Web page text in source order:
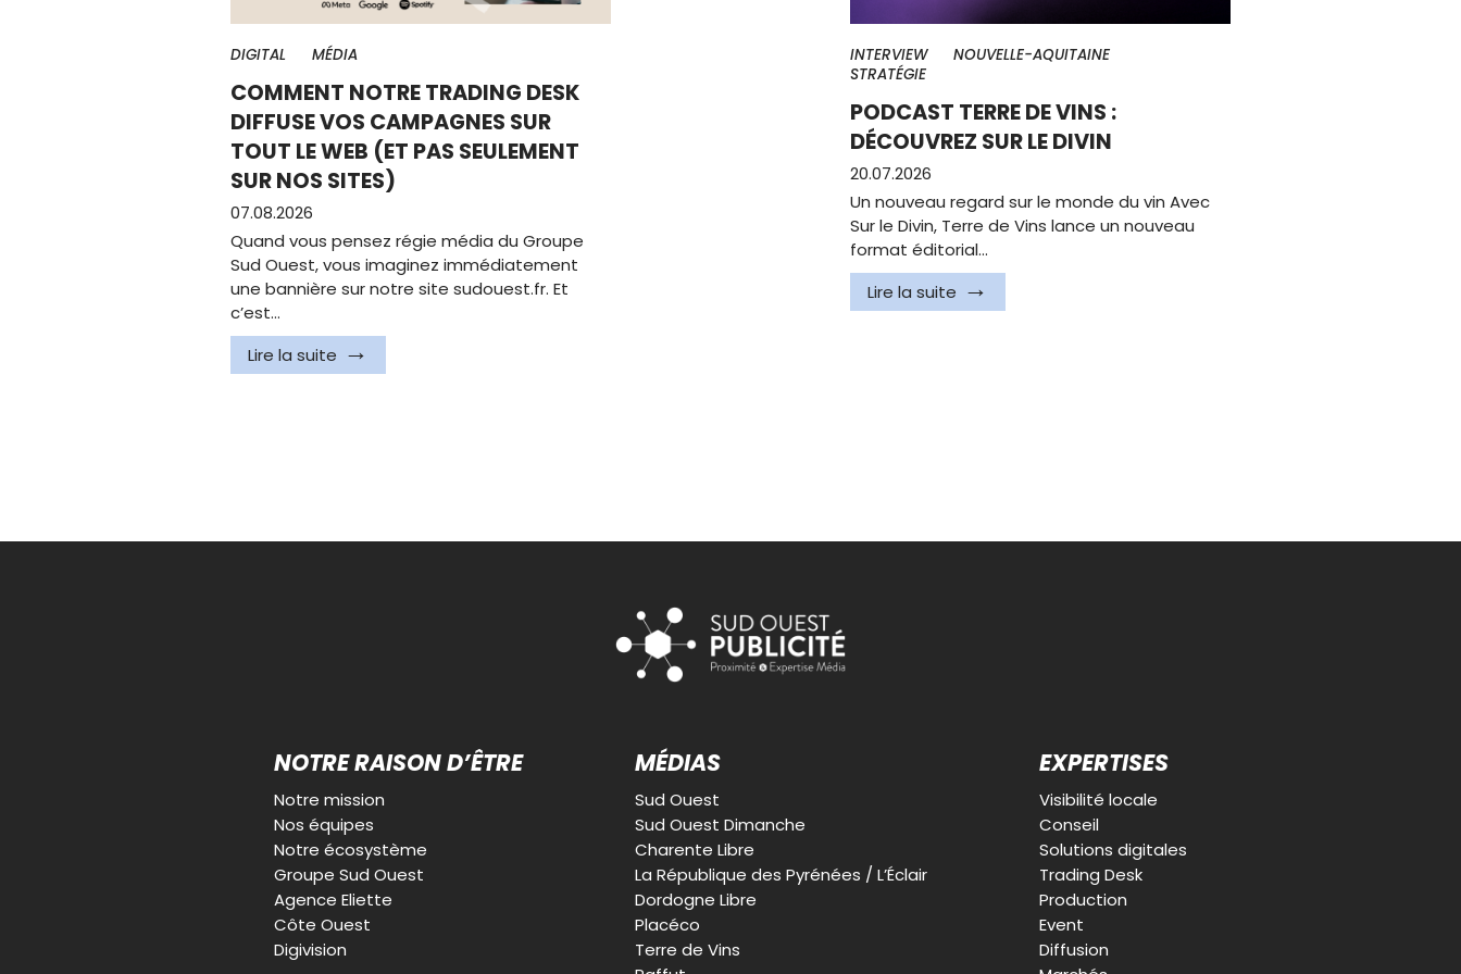
DIGITAL MÉDIA
COMMENT NOTRE TRADING DESK
DIFFUSE VOS CAMPAGNES SUR
TOUT LE WEB (ET PAS SEULEMENT
SUR NOS SITES)
07.08.2026
Quand vous pensez régie média du Groupe
Sud Ouest, vous imaginez immédiatement
une bannière sur notre site sudouest.fr. Et
c’est…
Lire la suite
INTERVIEW
NOUVELLE-AQUITAINE
STRATÉGIE
PODCAST TERRE DE VINS :
DÉCOUVREZ SUR LE DIVIN
20.07.2026
Un nouveau regard sur le monde du vin Avec
Sur le Divin, Terre de Vins lance un nouveau
format éditorial…
Lire la suite
NOTRE RAISON D’ÊTRE
Notre mission
Nos équipes
Notre écosystème
Groupe Sud Ouest
Agence Eliette
Côte Ouest
Digivision
MÉDIAS
Sud Ouest
Sud Ouest Dimanche
Charente Libre
La République des Pyrénées / L’Éclair
Dordogne Libre
Placéco
Terre de Vins
EXPERTISES
Visibilité locale
Conseil
Solutions digitales
Trading Desk
Production
Event
Diffusion